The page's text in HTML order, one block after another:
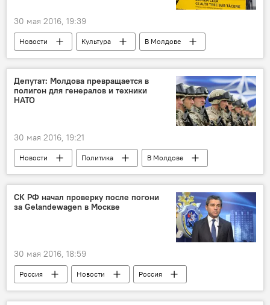
30 мая 2016, 19:39
Новости Культура
В Молдове
Кишинев
Республика Молдова
Михаил Мокан
Иван Цуркану
Вадим Волк
группа "Батя & Эхо Афгана"
фестиваль "Солдаты Отчизны"
Депутат: Молдова превращается в
полигон для генералов и техники
НАТО
30 мая 2016, 19:21
Новости Политика
В Молдове
Россия
Румыния
Республика Молдова
Владимир Цуркан
НАТО
мнение
СК РФ начал проверку после погони
за Gelandewagen в Москве
30 мая 2016, 18:59
Россия Новости
Россия
Москва
Следственный комитет